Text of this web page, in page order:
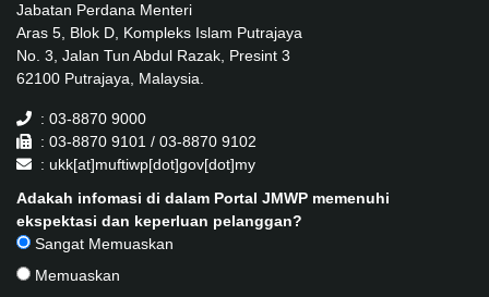
Jabatan Perdana Menteri
Aras 5, Blok D, Kompleks Islam Putrajaya
No. 3, Jalan Tun Abdul Razak, Presint 3
62100 Putrajaya, Malaysia.
: 03-8870 9000
: 03-8870 9101 / 03-8870 9102
: ukk[at]muftiwp[dot]gov[dot]my
Adakah infomasi di dalam Portal JMWP memenuhi
ekspektasi dan keperluan pelanggan?
Sangat Memuaskan
Memuaskan